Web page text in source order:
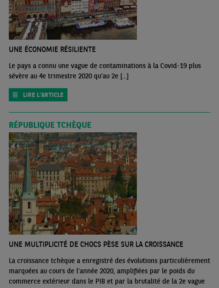
UNE ÉCONOMIE RÉSILIENTE
Le pays a connu une vague de contaminations à la Covid-19 plus
sévère au 4e trimestre 2020 qu’au 2e [...]
LIRE L'ARTICLE
RÉPUBLIQUE TCHÈQUE
UNE MULTIPLICITÉ DE CHOCS PÈSE SUR LA CROISSANCE
La croissance tchèque a enregistré des évolutions particulièrement
marquées au cours de l’année 2020, amplifiées par le poids du
commerce extérieur dans le PIB et par la brutalité de la 2e vague